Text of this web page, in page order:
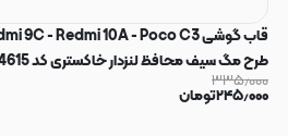
طرح مگ سیف محافظ لنزدار خاکستری کد 164615
۳۳۵٫۰۰۰
۲۴۵٫۰۰۰تومان